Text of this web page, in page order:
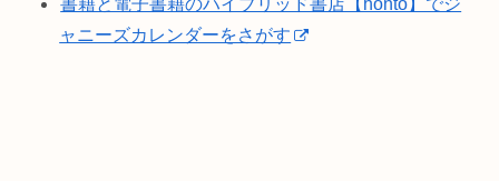
書籍と電子書籍のハイブリッド書店【honto】でジ
ャニーズカレンダーをさがす